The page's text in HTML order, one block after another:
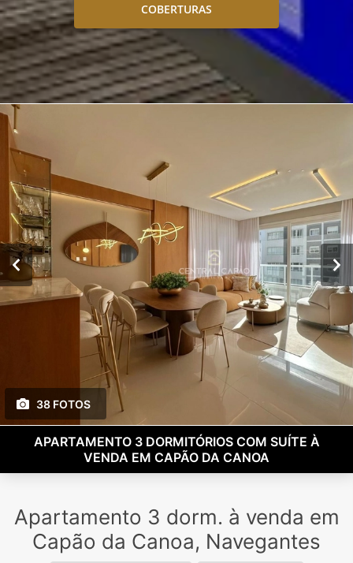
COBERTURAS
38 FOTOS
APARTAMENTO 3 DORMITÓRIOS COM SUÍTE À
VENDA EM CAPÃO DA CANOA
Apartamento 3 dorm. à venda em
Capão da Canoa, Navegantes